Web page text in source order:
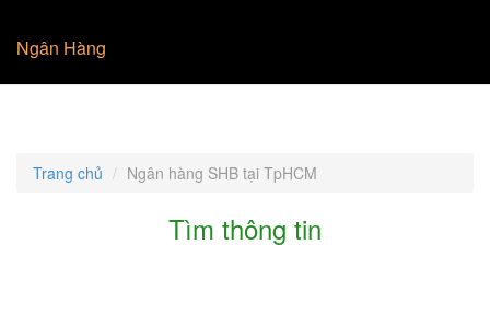
Ngân Hàng
Trang chủ Ngân hàng SHB tại TpHCM
Tìm thông tin